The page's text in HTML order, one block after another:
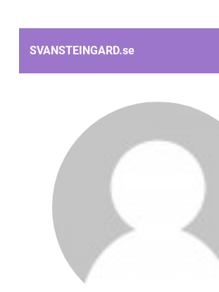
SVANSTEINGARD.se